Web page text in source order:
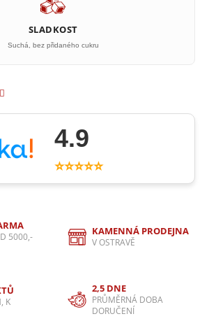
SLADKOST
Suchá, bez přidaného cukru
4.9
⭐⭐⭐⭐⭐
5000,-
KAMENNÁ PRODEJNA
V OSTRAVĚ
K
2,5 DNE
PRŮMĚRNÁ DOBA
DORUČENÍ